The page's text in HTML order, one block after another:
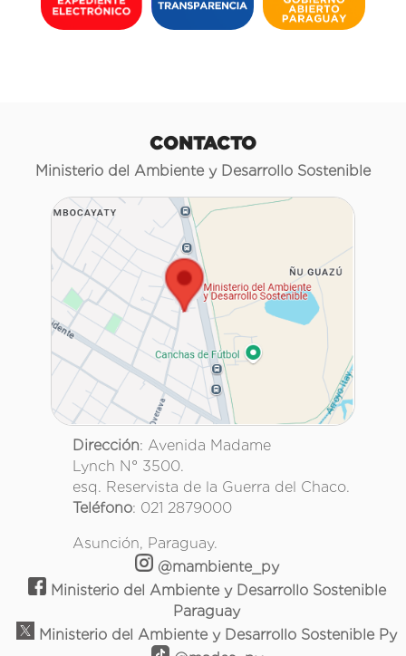
CONTACTO
Ministerio del Ambiente y Desarrollo Sostenible
Dirección: Avenida Madame
Lynch N° 3500.
esq. Reservista de la Guerra del Chaco.
Teléfono: 021 2879000
Asunción, Paraguay.
@mambiente_py
Ministerio del Ambiente y Desarrollo Sostenible
Paraguay
Ministerio del Ambiente y Desarrollo Sostenible Py